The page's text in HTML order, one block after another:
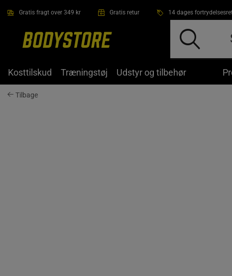
Gratis fragt over 349 kr Gratis retur 14 dages
Kosttilskud Træningstøj Udstyr og tilbehør
Tilbage